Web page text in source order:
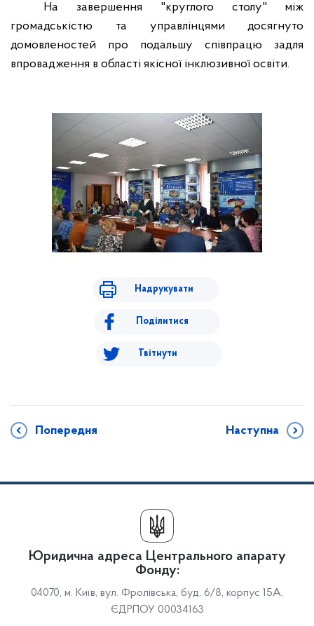
На завершення "круглого столу" між
громадськістю та управлінцями доcягнуто
домовленостей про подальшу співпрацю
задля
впровадження в області якісної інклюзивної освіти.
Надрукувати
Поділитися
Твітнути
Попередня Наступна
Юридична адреса Центрального апарату
Фонду:
04070, м. Київ, вул. Фролівська, буд. 6/8, корпус 15А,
ЄДРПОУ 00034163